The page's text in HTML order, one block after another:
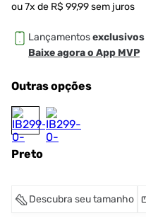
ou7x de R$ 99,99sem juros
Lançamentosexclusivos
Baixe agora o App MVP
Outras opções
Preto
Descubra seu tamanho